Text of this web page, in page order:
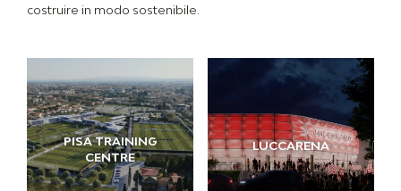
costruire in modo sostenibile.
PISA TRAINING
CENTRE
LUCCARENA